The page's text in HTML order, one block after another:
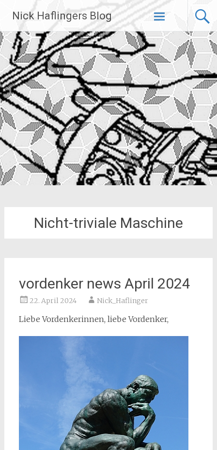
Inhalt
springen
Nick Haflingers Blog
Nicht-triviale Maschine
vordenker news April 2024
22. April 2024 Nick_Haflinger
Liebe Vordenkerinnen, liebe Vordenker,